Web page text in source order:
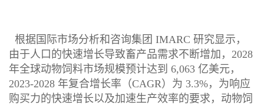
根据国际市场分析和咨询集团 IMARC 研究显示，
由于人口的快速增长导致畜产品需求不断增加，2028
年全球动物饲料市场规模预计达到 6,063 亿美元，
2023-2028 年复合增长率（CAGR）为 3.3%，为响应
购买力的快速增长以及加速生产效率的要求，动物饲